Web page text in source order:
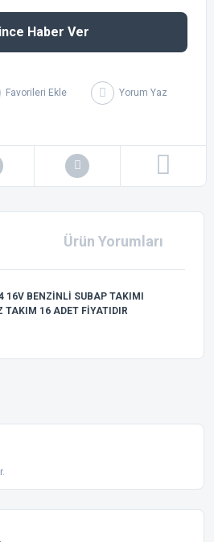
Haber Ver
Yorum Yaz
Ürün Yorumları
16V BENZİNLİ SUBAP TAKIMI
TAKIM 16 ADET FİYATIDIR
bozuk veya görüntülenemiyor.
eksik bilgiler bulunuyor.